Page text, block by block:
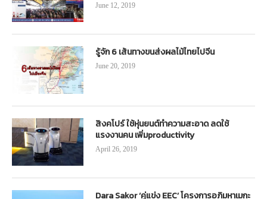
June 12, 2019
รู้จัก 6 เส้นทางขนส่งผลไม้ไทยไปจีน
June 20, 2019
สิงคโปร์ ใช้หุ่นยนต์ทำความสะอาด ลดใช้
แรงงานคน เพิ่มproductivity
April 26, 2019
Dara Sakor ‘คู่แข่ง EEC’ โครงการอภิมหาเมกะ